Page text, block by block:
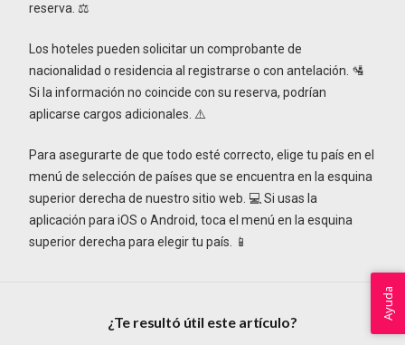
reserva. ⚖️
Los hoteles pueden solicitar un comprobante de
nacionalidad o residencia al registrarse o con antelación. 🛂
Si la información no coincide con su reserva, podrían
aplicarse cargos adicionales. ⚠️
Para asegurarte de que todo esté correcto, elige tu país en el
menú de selección de países que se encuentra en la esquina
superior derecha de nuestro sitio web. 💻 Si usas la
aplicación para iOS o Android, toca el menú en la esquina
superior derecha para elegir tu país. 📱
¿Te resultó útil este artículo?
Ayuda